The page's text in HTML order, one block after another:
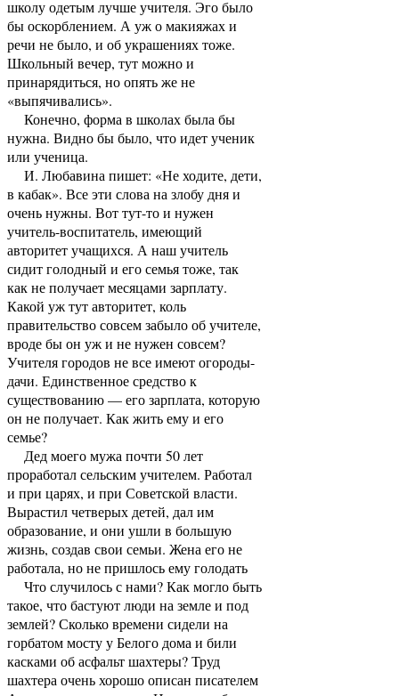
школу одетым лучше учителя. Эго было
бы оскорблением. А уж о макияжах и
речи не было, и об украшениях тоже.
Школьный вечер, тут можно и
принарядиться, но опять же не
«выпячивались».
Конечно, форма в школах была бы
нужна. Видно бы было, что идет ученик
или ученица.
И. Любавина пишет: «Не ходите, дети,
в кабак». Все эти слова на злобу дня и
очень нужны. Вот тут-то и нужен
учитель-воспитатель, имеющий
авторитет учащихся. А наш учитель
сидит голодный и его семья тоже, так
как не получает месяцами зарплату.
Какой уж тут авторитет, коль
правительство совсем забыло об учителе,
вроде бы он уж и не нужен совсем?
Учителя городов не все имеют огороды-
дачи. Единственное средство к
существованию — его зарплата, которую
он не получает. Как жить ему и его
семье?
Дед моего мужа почти 50 лет
проработал сельским учителем. Работал
и при царях, и при Советской власти.
Вырастил четверых детей, дал им
образование, и они ушли в большую
жизнь, создав свои семьи. Жена его не
работала, но не пришлось ему голодать
Что случилось с нами? Как могло быть
такое, что бастуют люди на земле и под
землей? Сколько времени сидели на
горбатом мосту у Белого дома и били
касками об асфальт шахтеры? Труд
шахтера очень хорошо описан писателем